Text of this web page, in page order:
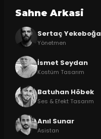
Sahne Arkasi
Sertaç Yekeboğa
Yönetmen
İsmet Seydan
Kostüm Tasarım
Batuhan Höbek
Ses & Efekt Tasarım
Anıl Sunar
Asistan